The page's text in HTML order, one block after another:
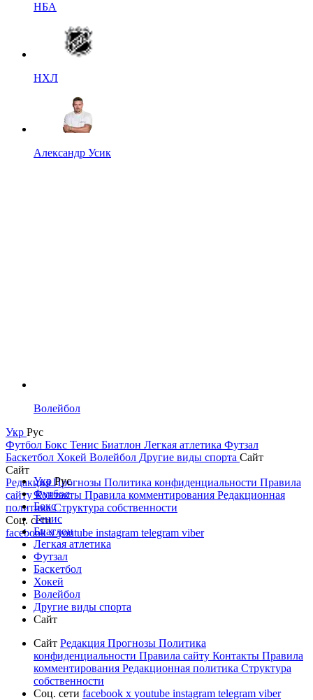
НБА
НХЛ
Александр Усик
Волейбол
Укр Рус
Футбол Бокс Тенис Биатлон Легкая атлетика Футзал
Баскетбол Хокей Волейбол Другие виды спорта Сайт
Сайт
РедакцияПрогнозы Политика конфиденциальности Правила
сайтуКонтакты Правила комментирования Редакционная
политикаСтруктура собственности
Соц. сети
facebookxyoutube instagram telegram viber
УкрРус
Футбол
Бокс
Тенис
Биатлон
Легкая атлетика
Футзал
Баскетбол
Хокей
Волейбол
Другие виды спорта
Сайт
Сайт Редакция Прогнозы Политика
конфиденциальности Правила сайту Контакты Правила
комментирования Редакционная политика Структура
собственности
Соц. сети facebook x youtube instagram telegram viber